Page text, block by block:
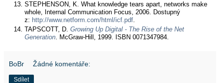
STEPHENSON, K. What knowledge tears apart, networks make
whole, Internal Communication Focus, 2006. Dostupný
z: http://www.netform.com/html/icf.pdf.
TAPSCOTT, D. Growing Up Digital - The Rise of the Net
Generation. McGraw-Hill, 1999. ISBN 0071347984.
BoBr Žádné komentáře:
Sdílet